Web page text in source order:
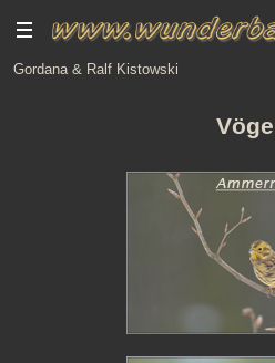
Gordana & Ralf Kistowski